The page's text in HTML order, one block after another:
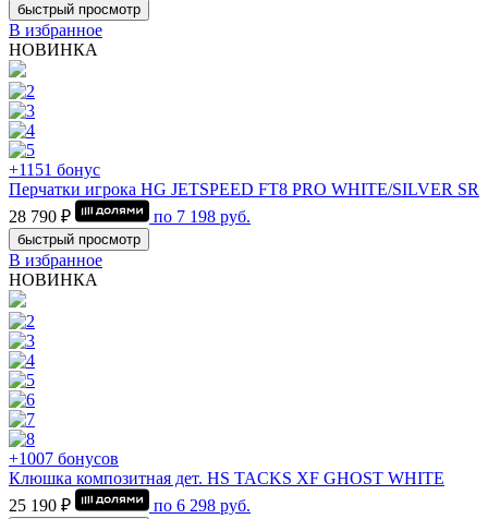
быстрый просмотр
В избранное
НОВИНКА
+1151 бонус
Перчатки игрока HG JETSPEED FT8 PRO WHITE/SILVER SR
28 790 ₽
по 7 198 руб.
быстрый просмотр
В избранное
НОВИНКА
+1007 бонусов
Клюшка композитная дет. HS TACKS XF GHOST WHITE
25 190 ₽
по 6 298 руб.